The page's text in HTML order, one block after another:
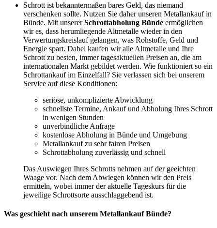
Schrott ist bekanntermaßen bares Geld, das niemand
verschenken sollte. Nutzen Sie daher unseren Metallankauf in
Bünde. Mit unsererSchrottabholung Bünde ermöglichen
wir es, dass herumliegende Altmetalle wieder in den
Verwertungskreislauf gelangen, was Rohstoffe, Geld und
Energie spart. Dabei kaufen wir alle Altmetalle und Ihre
Schrott zu besten, immer tagesaktuellen Preisen an, die am
internationalen Markt gebildet werden. Wie funktioniert so ein
Schrottankauf im Einzelfall? Sie verlassen sich bei unserem
Service auf diese Konditionen:
seriöse, unkomplizierte Abwicklung
schnellste Termine, Ankauf und Abholung Ihres Schrott
in wenigen Stunden
unverbindliche Anfrage
kostenlose Abholung in Bünde und Umgebung
Metallankauf zu sehr fairen Preisen
Schrottabholung zuverlässig und schnell
Das Auswiegen Ihres Schrotts nehmen auf der geeichten
Waage vor. Nach dem Abwiegen können wir den Preis
ermitteln, wobei immer der aktuelle Tageskurs für die
jeweilige Schrottsorte ausschlaggebend ist.
Was geschieht nach unserem Metallankauf Bünde?